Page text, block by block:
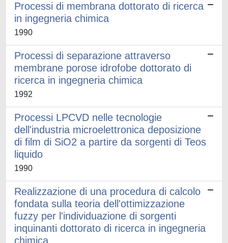
Processi di membrana dottorato di ricerca
in ingegneria chimica
1990
Processi di separazione attraverso
membrane porose idrofobe dottorato di
ricerca in ingegneria chimica
1992
Processi LPCVD nelle tecnologie
dell'industria microelettronica deposizione
di film di SiO2 a partire da sorgenti di Teos
liquido
1990
Realizzazione di una procedura di calcolo
fondata sulla teoria dell'ottimizzazione
fuzzy per l'individuazione di sorgenti
inquinanti dottorato di ricerca in ingegneria
chimica